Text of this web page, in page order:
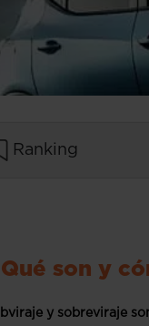
Ranking
son y
y sobreviraje